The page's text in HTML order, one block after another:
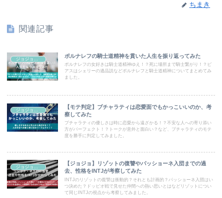
ちまき
関連記事
ポルナレフの騎士道精神を貫いた人生を振り返ってみた
ポルナレフの女好きは騎士道精神ゆえ！？死に場所まで騎士繋がり！？ピ
アスはシェリーの遺品説などポルナレフと騎士道精神についてまとめてみ
ました。
【モテ判定】ブチャラティは恋愛面でもかっこいいのか、考
察してみた
ブチャラティの優しさは時に恋愛から遠ざかる！？不安な人への寄り添い
方がパーフェクト！？トークが意外と面白い？など、ブチャラティのモテ
度を勝手に判定してみました。
【ジョジョ】リゾットの復讐やパッショーネ入団までの過
去、性格をINTJが考察してみた
INTJのリゾットの復讐は衝動的？それとも計画的？パッショーネ入団はい
つ決めた？ドッピオ戦で見せた仲間への熱い思いとはなどリゾットについ
て同じINTJの視点から考察してみました。